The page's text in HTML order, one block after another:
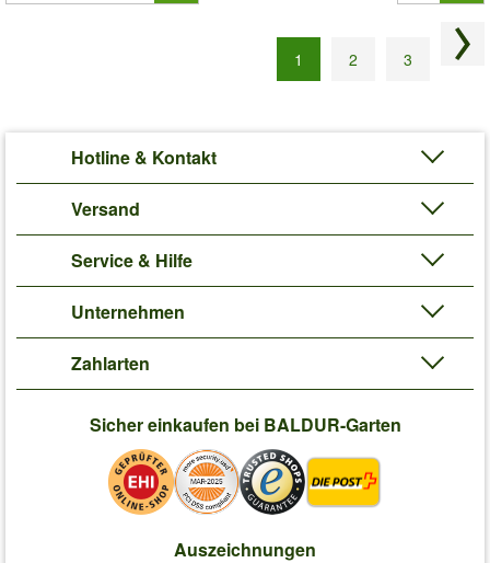
1 2 3
Hotline & Kontakt
Versand
Service & Hilfe
Unternehmen
Zahlarten
Sicher einkaufen bei BALDUR-Garten
Auszeichnungen